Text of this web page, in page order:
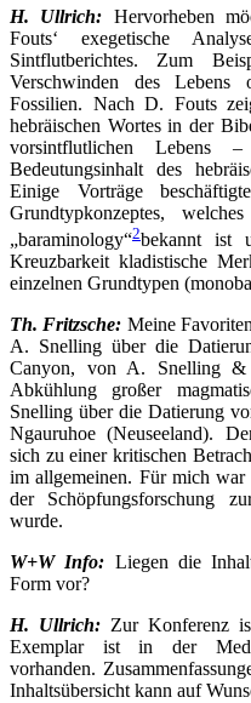
H. Ullrich: Hervorheben
Fouts‘ exegetische
Sintflutberichtes. Zum
Verschwinden des
Fossilien. Nach D. Fouts
hebräischen Wortes in der
vorsintflutlichen Lebens
Bedeutungsinhalt des
Einige Vorträge
Grundtypkonzeptes,
„baraminology“2bekannt ist
Kreuzbarkeit kladistische
einzelnen Grundtypen
Th. Fritzsche: Meine
A. Snelling über die
Canyon, von A. Snelling &
Abkühlung großer
Snelling über die Datierung
Ngauruhoe (Neuseeland).
sich zu einer kritischen
im allgemeinen. Für mich war
der Schöpfungsforschung
wurde.
W+W Info: Liegen die
Form vor?
H. Ullrich: Zur Konferenz
Exemplar ist in der
vorhanden.
Inhaltsübersicht kann auf